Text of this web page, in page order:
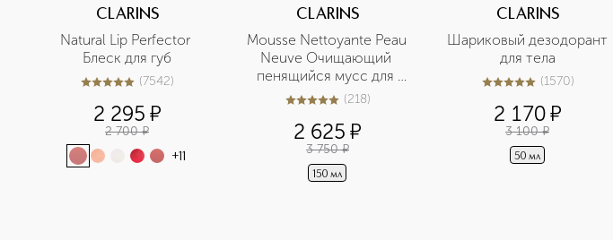
CLARINS
Natural Lip Perfector
Блеск для губ
5из 57542 (7542)
2 295 ¤
2 700 ¤
+11
CLARINS
Mousse Nettoyante Peau
Neuve Очищающий
пенящийся мусс для
любого типа кожи
5из 5218 (218)
2 625 ¤
3 750 ¤
150 мл
CLARINS
Шариковый дезодорант
для тела
5из 51570 (1570)
2 170¤
3 100 ¤
50 мл